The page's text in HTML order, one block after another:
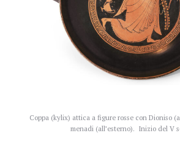
Coppa (kylix) attica a figure rosse con Dioniso
menadi (all’esterno). Inizio del V